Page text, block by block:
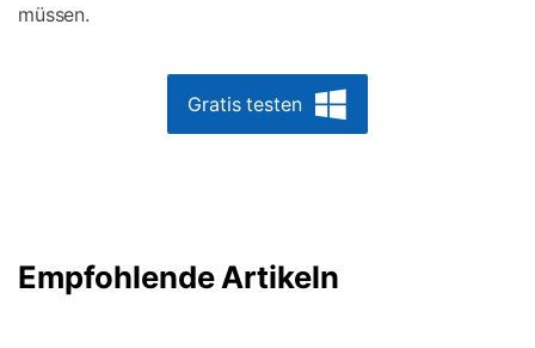
müssen.
Gratis testen
Empfohlende Artikeln